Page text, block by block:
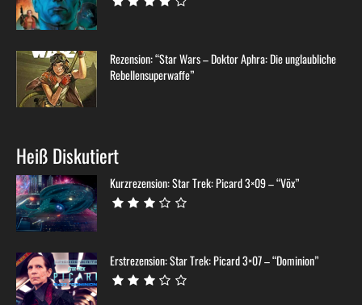
Rezension: “Star Wars – Doktor Aphra: Die unglaubliche
Rebellensuperwaffe”
Heiß Diskutiert
Kurzrezension: Star Trek: Picard 3×09 – “Võx”
Erstrezension: Star Trek: Picard 3×07 – “Dominion”